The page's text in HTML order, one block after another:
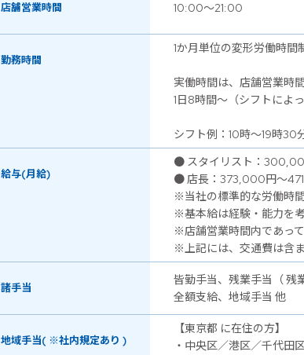
店舗営業時間 10:00～21:00
勤務時間
1か月単位の変形労働時間
実働時間は、店舗営業時
1日8時間～（シフトによ
シフト例：10時～19時30
給与(月給)
● スタイリスト：
● 店長：373,000円～
※当社の標準的な労働時
※基本給は経験・能力を
※店舗営業時間内であっ
※上記には、交通費は含
諸手当
皆勤手当、残業手当（ 残
全額支給、地域手当 他
地域手当( ※社内規定あり )
【東京都 に在住の方】
・中央区／港区／千代田